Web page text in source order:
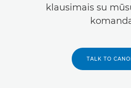
klausimais su
TALK TO